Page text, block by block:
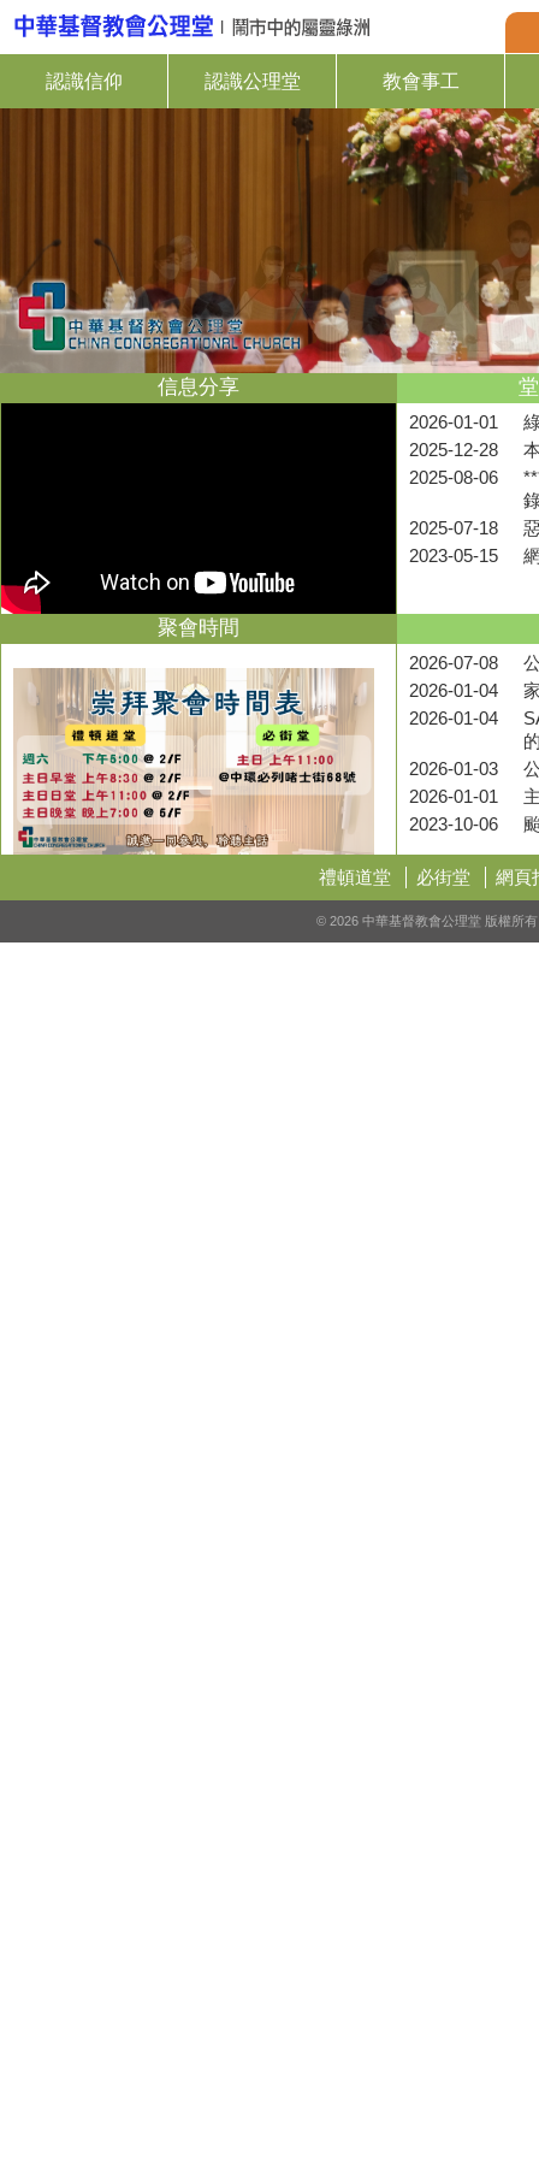
認識信仰 認識公理堂 教會事工
信息分享
2026-01-01
2025-12-28
2025-08-06
2025-07-18
2023-05-15
聚會時間
2026-07-08
2026-01-04
2026-01-04
2026-01-03
2026-01-01
2023-10-06
禮頓道堂 必街堂 網頁
© 2026 中華基督教會公理堂 版權所